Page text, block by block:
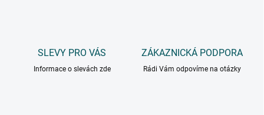
SLEVY PRO VÁS
Informace o slevách zde
ZÁKAZNICKÁ PODPORA
Rádi Vám odpovíme na otázky